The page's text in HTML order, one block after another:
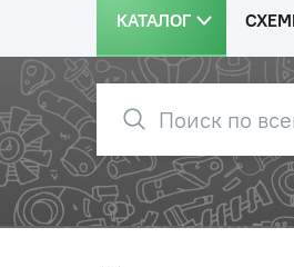
КАТАЛОГ